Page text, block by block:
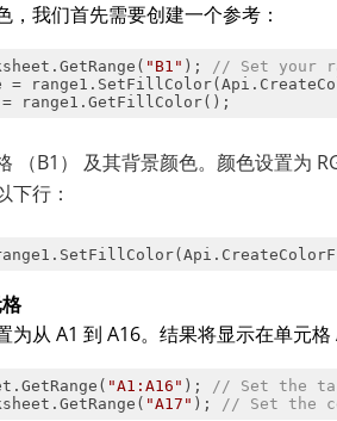
我们首先需要创建一个参考：
"B1" );
// Set your
=
range1.GetFillColor();
（B1） 及其背景颜色。颜色设置为
下行：
从 A1 到 A16。结果将显示在单元格
"A1:A16" );
// Set the
"A17" ); // Set the